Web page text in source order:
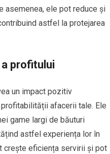
asemenea, ele pot reduce și
astfel la protejarea
profitului
un impact pozitiv
afacerii tale. Ele
game largi de băuturi
astfel experiența lor în
crește eficiența servirii și pot